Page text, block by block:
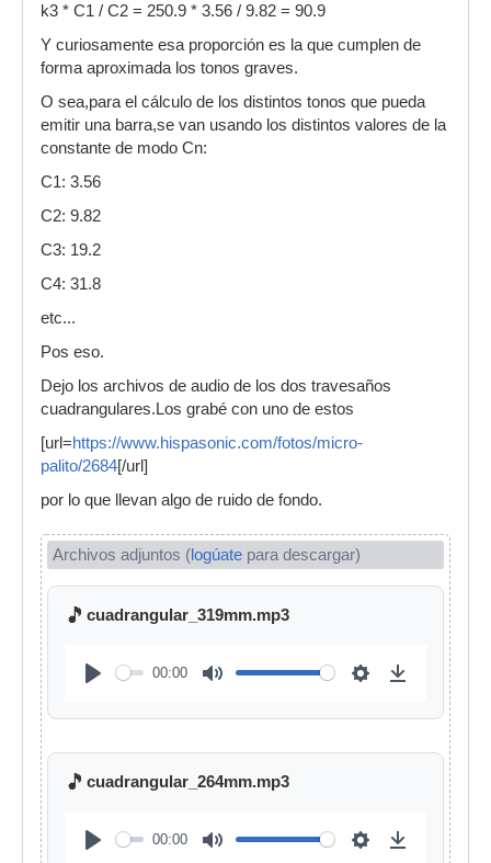
k3 * C1 / C2 = 250.9 * 3.56 / 9.82 = 90.9
Y curiosamente esa proporción es la que cumplen de
forma aproximada los tonos graves.
O sea,para el cálculo de los distintos tonos que pueda
emitir una barra,se van usando los distintos valores de la
constante de modo Cn:
C1: 3.56
C2: 9.82
C3: 19.2
C4: 31.8
etc...
Pos eso.
Dejo los archivos de audio de los dos travesaños
cuadrangulares.Los grabé con uno de estos
[url=https://www.hispasonic.com/fotos/micro-
palito/2684[/url]
por lo que llevan algo de ruido de fondo.
Archivos adjuntos (logúate para descargar)
🎵 cuadrangular_319mm.mp3
00:00
🎵 cuadrangular_264mm.mp3
00:00